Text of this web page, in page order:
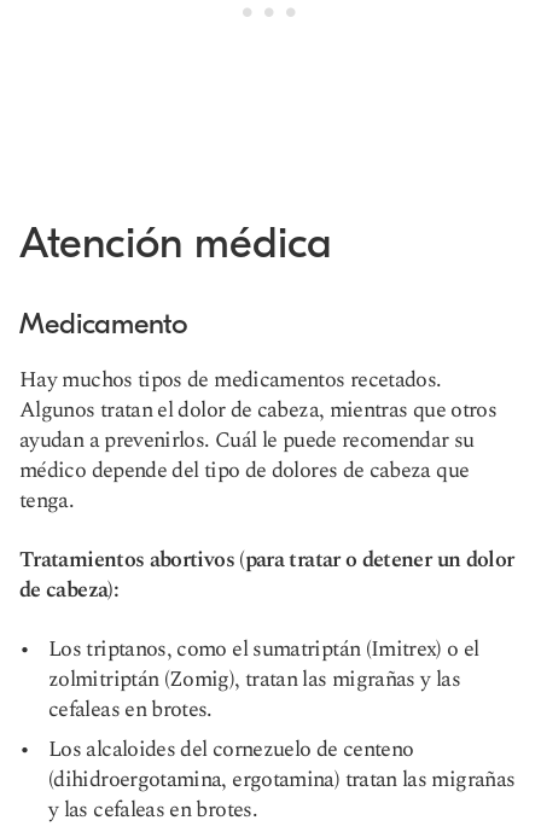
Atención médica
Medicamento
Hay muchos tipos de medicamentos recetados.
Algunos tratan el dolor de cabeza, mientras que otros
ayudan a prevenirlos. Cuál le puede recomendar su
médico depende del tipo de dolores de cabeza que
tenga.
Tratamientos abortivos (para tratar o detener un dolor
de cabeza):
Los triptanos, como el sumatriptán (Imitrex) o el
zolmitriptán (Zomig), tratan las migrañas y las
cefaleas en brotes.
Los alcaloides del cornezuelo de centeno
(dihidroergotamina, ergotamina) tratan las migrañas
y las cefaleas en brotes.